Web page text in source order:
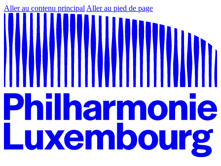
Aller au contenu principal Aller au pied de page